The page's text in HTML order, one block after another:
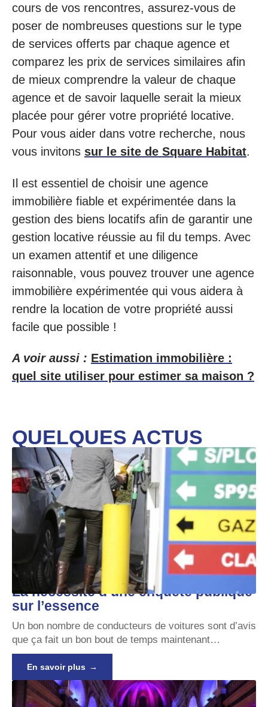
cours de vos rencontres, assurez-vous de
poser de nombreuses questions sur le type
de services offerts par chaque agence et
comparez les prix de services similaires afin
de mieux comprendre la valeur de chaque
agence et de savoir laquelle serait la mieux
placée pour gérer votre propriété locative.
Pour vous aider dans votre recherche, nous
vous invitons sur le site de Square Habitat.
Il est essentiel de choisir une agence
immobilière fiable et expérimentée dans la
gestion des biens locatifs afin de garantir une
gestion locative réussie au fil du temps. Avec
un examen attentif et une diligence
raisonnable, vous pouvez trouver une agence
immobilière expérimentée qui vous aidera à
rendre la location de votre propriété aussi
facile que possible !
A voir aussi : Estimation immobilière :
quel site utiliser pour estimer sa maison ?
QUELQUES ACTUS
La nécessité d’une enquête publique
sur l’essence
Un bon nombre de conducteurs de voitures sont d’avis
que ça fait un bon bout de temps maintenant…
En savoir plus